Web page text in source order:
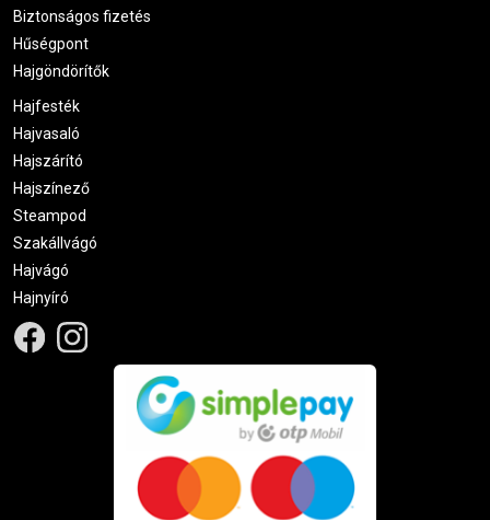
Biztonságos fizetés
Hűségpont
Hajgöndörítők
Hajfesték
Hajvasaló
Hajszárító
Hajszínező
Steampod
Szakállvágó
Hajvágó
Hajnyíró